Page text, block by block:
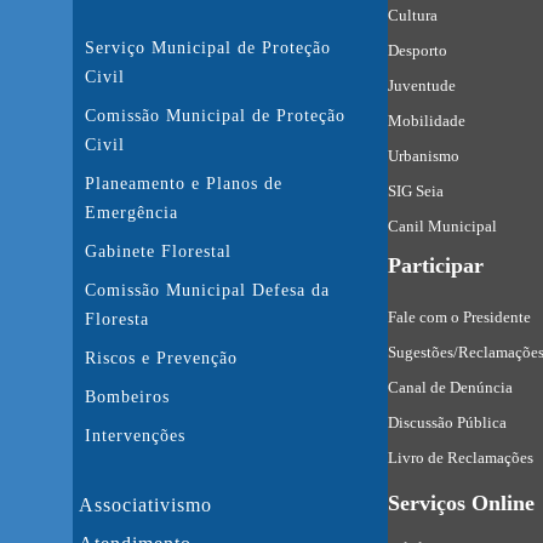
Serviço Municipal de Proteção
Civil
Comissão Municipal de Proteção
Civil
Planeamento e Planos de
Emergência
Gabinete Florestal
Comissão Municipal Defesa da
Floresta
Riscos e Prevenção
Bombeiros
Intervenções
Associativismo
Cultura
Desporto
Juventude
Mobilidade
Urbanismo
SIG Seia
Canil Municipal
Participar
Fale com o Presidente
Sugestões/Reclamações
Canal de Denúncia
Discussão Pública
Livro de Reclamações
Serviços Online